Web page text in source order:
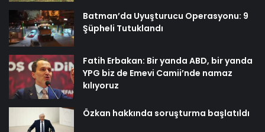
Batman’da Uyuşturucu Operasyonu: 9
Şüpheli Tutuklandı
Fatih Erbakan: Bir yanda ABD, bir yanda
YPG biz de Emevi Camii’nde namaz
kılıyoruz
Özkan hakkında soruşturma başlatıldı